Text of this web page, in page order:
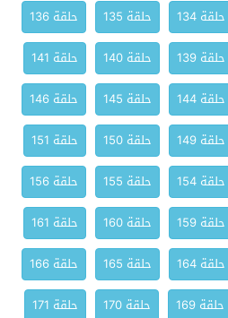
حلقة 134 حلقة 135
حلقة 136
حلقة 139 حلقة 140
حلقة 141
حلقة 144 حلقة 145
حلقة 146
حلقة 149 حلقة 150
حلقة 151
حلقة 154 حلقة 155
حلقة 156
حلقة 159 حلقة 160
حلقة 161
حلقة 164 حلقة 165
حلقة 166
حلقة 169 حلقة 170
حلقة 171